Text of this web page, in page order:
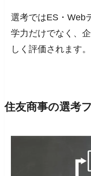
選考ではES・Web
学力だけでなく、
しく評価されます。
住友商事の選考